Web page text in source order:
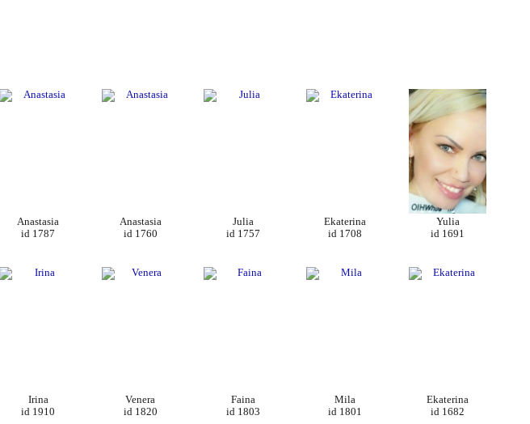
Anastasia
id 1787
Anastasia
id 1760
Julia
id 1757
Ekaterina
id 1708
Yulia
id 1691
Irina
id 1910
Venera
id 1820
Faina
id 1803
Mila
id 1801
Ekaterina
id 1682